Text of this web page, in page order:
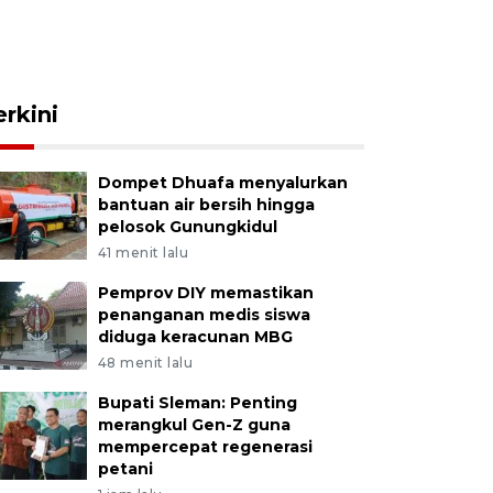
Dompet Dhuafa menyalurkan
bantuan air bersih hingga
pelosok Gunungkidul
41 menit lalu
Pemprov DIY memastikan
penanganan medis siswa
diduga keracunan MBG
48 menit lalu
Bupati Sleman: Penting
merangkul Gen-Z guna
mempercepat regenerasi
petani